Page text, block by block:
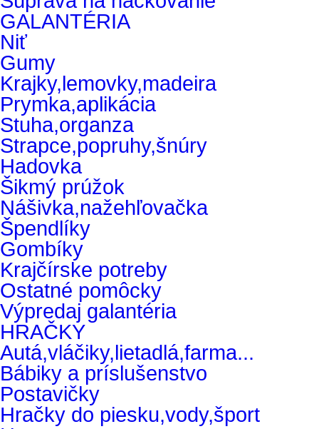
GALANTÉRIA
Niť
Gumy
Krajky,lemovky,madeira
Prymka,aplikácia
Stuha,organza
Strapce,popruhy,šnúry
Hadovka
Šikmý prúžok
Nášivka,nažehľovačka
Špendlíky
Gombíky
Krajčírske potreby
Ostatné pomôcky
Výpredaj galantéria
HRAČKY
Autá,vláčiky,lietadlá,farma...
Bábiky a príslušenstvo
Postavičky
Hračky do piesku,vody,šport